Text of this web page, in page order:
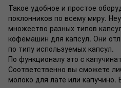
Такое удобное и простое
поклонников по всему миру.
множество разных типов
кофемашин для капсул. Они
по типу используемых капсул.
По функционалу это c
Соответственно вы сможете
молоко для лате или